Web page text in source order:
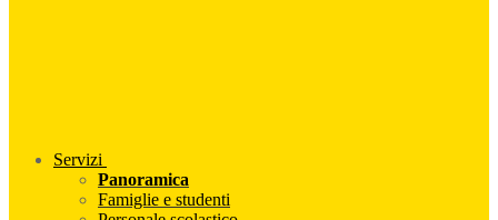
Servizi
Panoramica
Famiglie e studenti